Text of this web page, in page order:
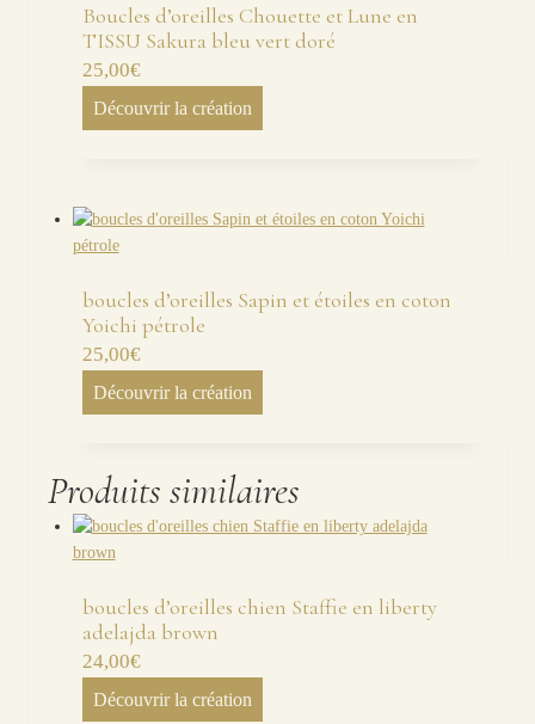
Boucles d’oreilles Chouette et Lune en
TISSU Sakura bleu vert doré
25,00€
Découvrir la création
boucles d’oreilles Sapin et étoiles en coton
Yoichi pétrole
25,00€
Découvrir la création
Produits similaires
boucles d’oreilles chien Staffie en liberty
adelajda brown
24,00€
Découvrir la création